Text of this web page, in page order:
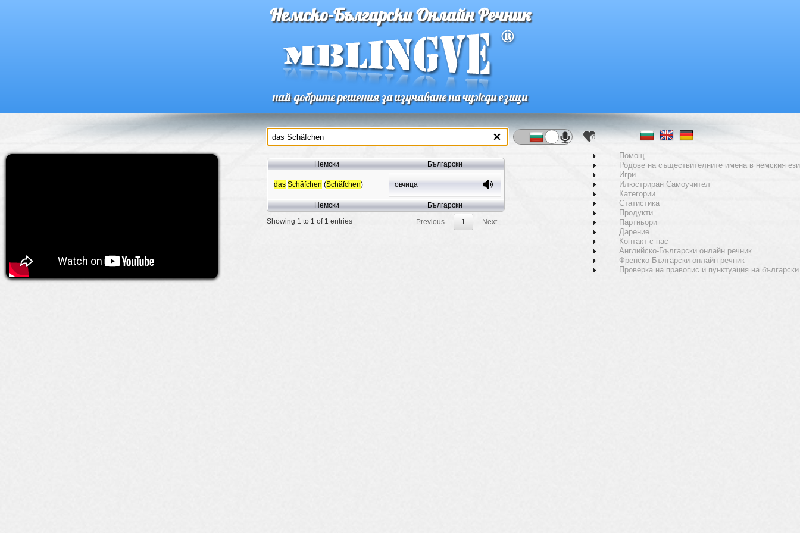
Немско-Български Онлайн Речник
най-добрите решения за изучаване на чужди езици
0
Немски Български
das Schäfchen (Schäfchen) овчица
Немски
Български
Showing 1 to 1 of 1 entries
Previous 1 Next
Помощ
Родове на съществителните имена в немския
Игри
Илюстриран Самоучител
Категории
Статистика
Продукти
Партньори
Дарение
Контакт с нас
Английско-Български онлайн речник
Френско-Български онлайн речник
Проверка на правопис и пунктуация на български